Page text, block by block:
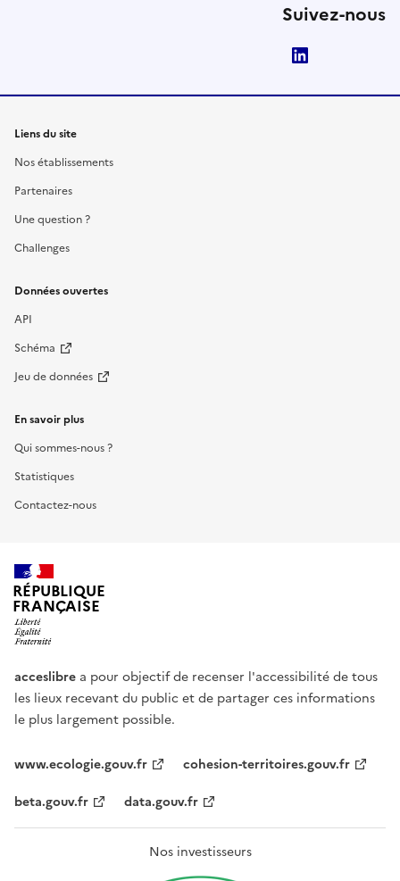
Suivez-nous
Liens du site
Nos établissements
Partenaires
Une question ?
Challenges
Données ouvertes
API
Schéma
Jeu de données
En savoir plus
Qui sommes-nous ?
Statistiques
Contactez-nous
RÉPUBLIQUE
FRANÇAISE
acceslibre a pour objectif de recenser l'accessibilité de tous
les lieux recevant du public et de partager ces informations
le plus largement possible.
www.ecologie.gouv.fr
cohesion-territoires.gouv.fr
beta.gouv.fr
data.gouv.fr
Nos investisseurs